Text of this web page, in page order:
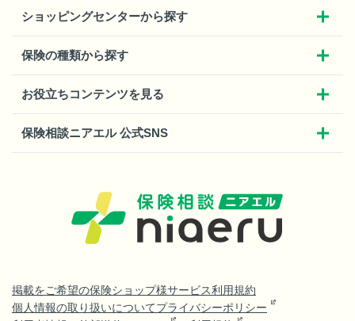
ショッピングセンターから探す
保険の種類から探す
お役立ちコンテンツを見る
保険相談ニアエル 公式SNS
掲載をご希望の保険ショップ様サービス利用規約
個人情報の取り扱いについてプライバシーポリシー